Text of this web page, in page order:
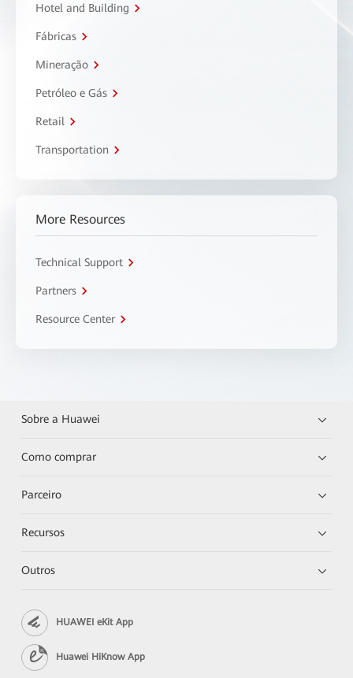
Hotel and Building
Fábricas
Mineração
Petróleo e Gás
Retail
Transportation
More Resources
Technical Support
Partners
Resource Center
Sobre a Huawei
Como comprar
Parceiro
Recursos
Outros
HUAWEI eKit App
Huawei HiKnow App